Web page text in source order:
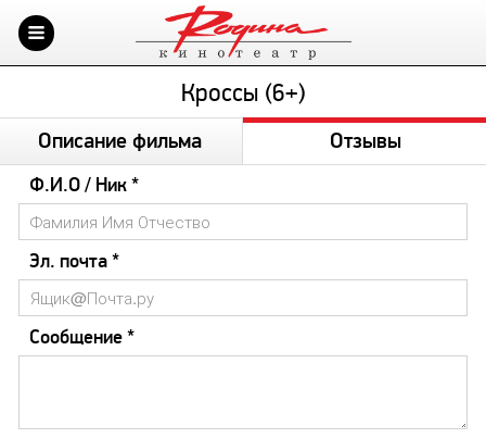
Кроссы (6+)
Описание фильма Отзывы
Ф.И.О / Ник *
Эл. почта *
Сообщение *